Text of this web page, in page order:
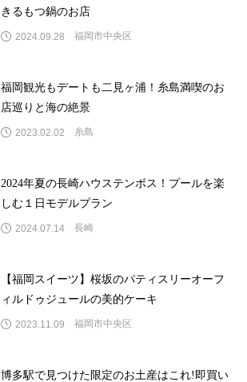
きるもつ鍋のお店
2024.09.28 福岡市中央区
福岡観光もデートも二見ヶ浦！糸島満喫のお
店巡りと海の絶景
2023.02.02 糸島
2024年夏の長崎ハウステンボス！プールを楽
しむ１日モデルプラン
2024.07.14 長崎
【福岡スイーツ】桜坂のパティスリーオーフ
ィルドゥジュールの美的ケーキ
2023.11.09 福岡市中央区
博多駅で見つけた限定のお土産はこれ!即買い